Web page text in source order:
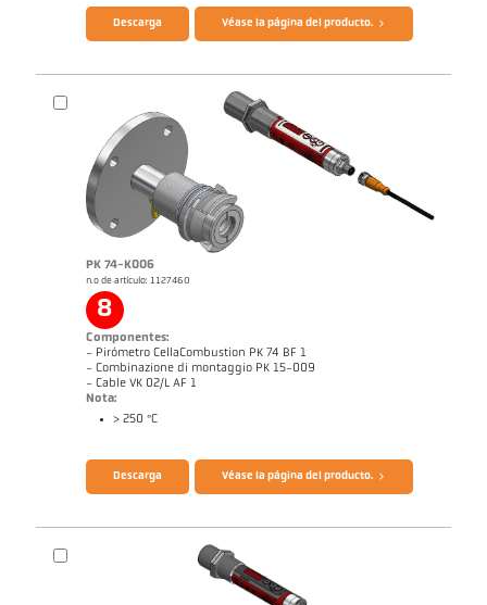
Informe técnico Medición óptica de
temperatura en instalaciones de
Descarga Véase la página del producto.
PK 74-K006
n.o de artículo: 1127460
8
Componentes:
- Pirómetro CellaCombustion PK 74 BF 1
- Combinazione di montaggio PK 15-009
- Cable VK 02/L AF 1
Nota:
> 250 °C
Descarga Véase la página del producto.